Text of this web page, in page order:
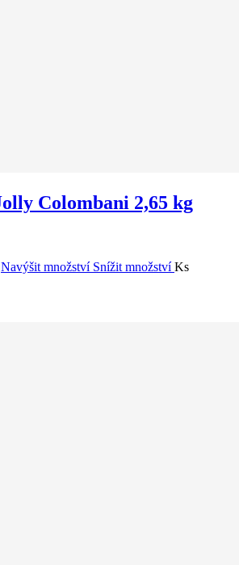
Colombani 2,65 kg
Navýšit množství Snížit množstvíKs